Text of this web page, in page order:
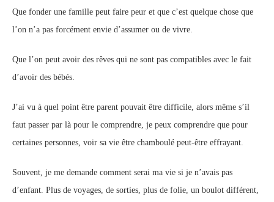
Que fonder une famille peut faire peur et que c’est quelque chose que
l’on n’a pas forcément envie d’assumer ou de vivre.
Que l’on peut avoir des rêves qui ne sont pas compatibles avec le fait
d’avoir des bébés.
J’ai vu à quel point être parent pouvait être difficile, alors même s’il
faut passer par là pour le comprendre, je peux comprendre que pour
certaines personnes, voir sa vie être chamboulé peut-être effrayant.
Souvent, je me demande comment serai ma vie si je n’avais pas
d’enfant. Plus de voyages, de sorties, plus de folie, un boulot différent,